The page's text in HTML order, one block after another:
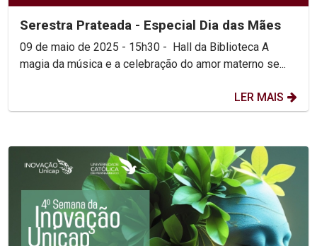
Serestra Prateada - Especial Dia das Mães
09 de maio de 2025 - 15h30 - Hall da Biblioteca A
magia da música e a celebração do amor materno se...
LER MAIS